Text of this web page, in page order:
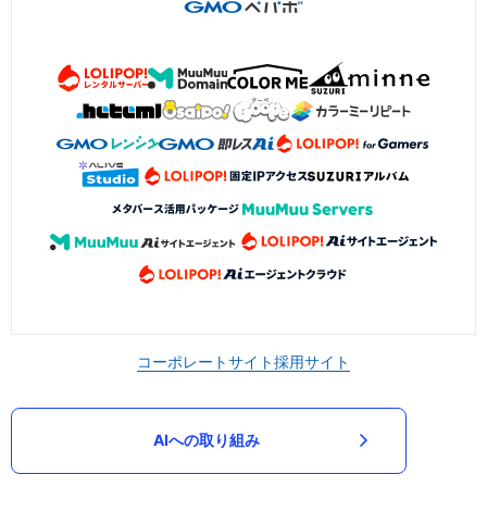
コーポレートサイト採用サイト
AIへの取り組み